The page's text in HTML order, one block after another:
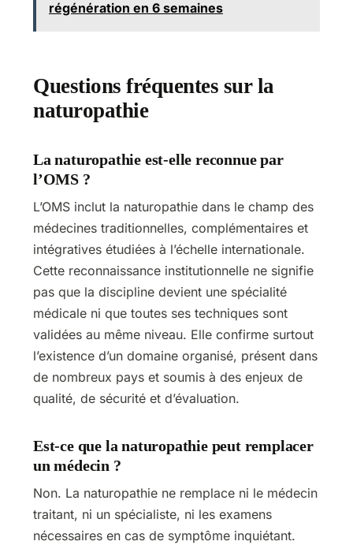
régénération en 6 semaines
Questions fréquentes sur la
naturopathie
La naturopathie est-elle reconnue par
l’OMS ?
L’OMS inclut la naturopathie dans le champ des
médecines traditionnelles, complémentaires et
intégratives étudiées à l’échelle internationale.
Cette reconnaissance institutionnelle ne signifie
pas que la discipline devient une spécialité
médicale ni que toutes ses techniques sont
validées au même niveau. Elle confirme surtout
l’existence d’un domaine organisé, présent dans
de nombreux pays et soumis à des enjeux de
qualité, de sécurité et d’évaluation.
Est-ce que la naturopathie peut remplacer
un médecin ?
Non. La naturopathie ne remplace ni le médecin
traitant, ni un spécialiste, ni les examens
nécessaires en cas de symptôme inquiétant.